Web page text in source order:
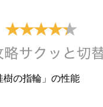
樹の指輪」の性能